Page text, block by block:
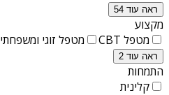
ראה עוד 54
מקצוע
מטפל CBT
מטפל זוגי ומשפחתי
ראה עוד 2
התמחות
קלינית